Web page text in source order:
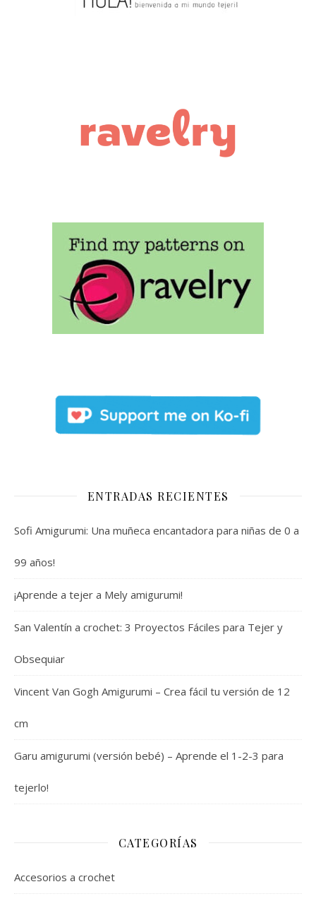
ENTRADAS RECIENTES
Sofi Amigurumi: Una muñeca encantadora para niñas de 0 a
99 años!
¡Aprende a tejer a Mely amigurumi!
San Valentín a crochet: 3 Proyectos Fáciles para Tejer y
Obsequiar
Vincent Van Gogh Amigurumi – Crea fácil tu versión de 12
cm
Garu amigurumi (versión bebé) – Aprende el 1-2-3 para
tejerlo!
CATEGORÍAS
Accesorios a crochet